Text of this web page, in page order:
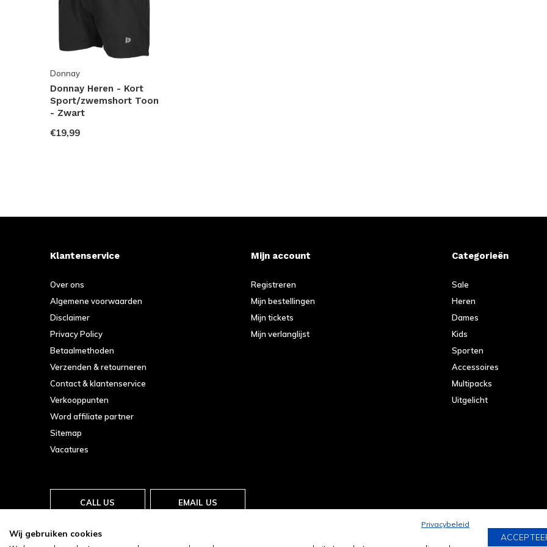
Donnay
Donnay Heren - Kort
Sport/zwemshort Toon
- Zwart
€19,99
Klantenservice
Over ons
Algemene voorwaarden
Disclaimer
Privacy Policy
Betaalmethoden
Verzenden & retourneren
Contact & klantenservice
Verkooppunten
Word affiliate partner
Sitemap
Vacatures
Mijn account
Registreren
Mijn bestellingen
Mijn tickets
Mijn verlanglijst
Categorieën
Sale
Heren
Dames
Kids
Sporten
Accessoires
Multipacks
Uitgelicht
CALL US EMAIL US
Privacybeleid
Wij gebruiken cookies